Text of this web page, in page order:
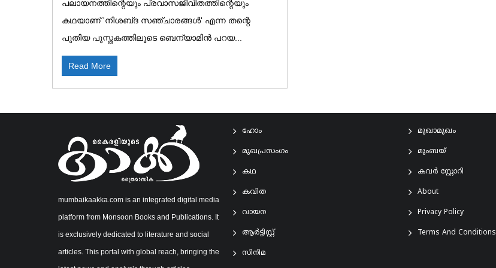
പലായനത്തിന്റെയും പ്രവാസജീവിതത്തിന്റെയും
കഥയാണ് 'നിശബ്‌ദ സഞ്ചാരങ്ങൾ' എന്ന തന്റെ
പുതിയ പുസ്തകത്തിലൂടെ ബെന്യാമിൻ പറയ...
Read More
mumbaikaakka.com is an integrated digital media
platform from Monsoon Books and Publications. It
is exclusively dedicated to literature and social
articles. This portal with global reach, bringing the
ഹോം
മുഖപ്രസംഗം
കഥ
കവിത
വായന
ആര്‍ട്ടിസ്റ്റ്
സിനിമ
മുഖാമുഖം
മുംബയ്
കവർ സ്റ്റോറി
About
Privacy Policy
Terms And Conditions